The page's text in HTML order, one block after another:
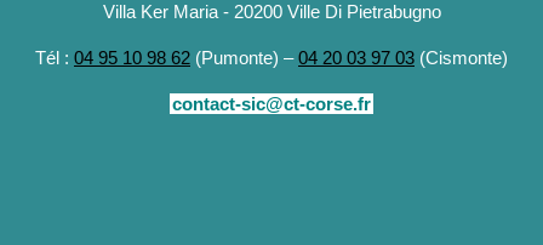
Villa Ker Maria - 20200 Ville Di Pietrabugno
Tél : 04 95 10 98 62 (Pumonte) –04 20 03 97 03 (Cismonte)
contact-sic@ct-corse.fr